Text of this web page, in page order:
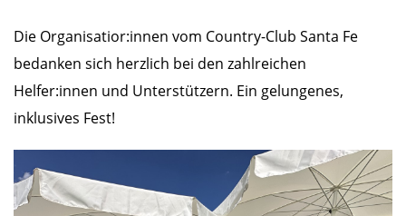
Die Organisatior:innen vom Country-Club Santa Fe
bedanken sich herzlich bei den zahlreichen
Helfer:innen und Unterstützern. Ein gelungenes,
inklusives Fest!